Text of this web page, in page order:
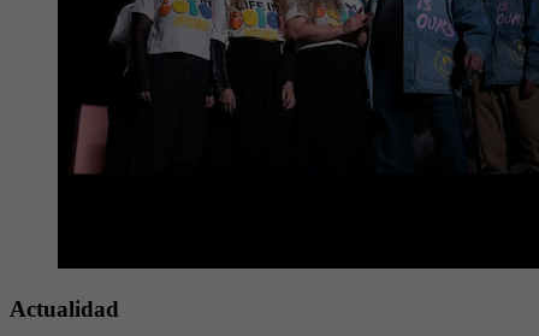
Actualidad